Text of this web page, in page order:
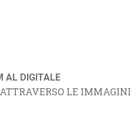
AL DIGITALE
LE IMMAGINI